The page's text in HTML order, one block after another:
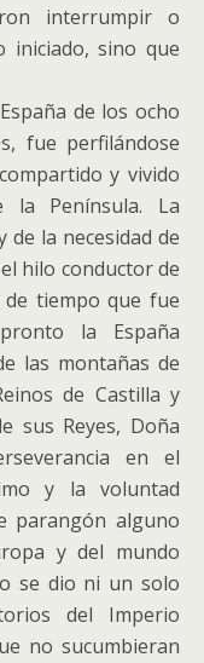
interrumpir o
iniciado, sino que
de los ocho
fue perfilándose
y vivido
Península. La
de la necesidad de
hilo conductor de
tiempo que fue
la España
las montañas de
de Castilla y
sus Reyes, Doña
en el
y la voluntad
parangón alguno
y del mundo
se dio ni un solo
del Imperio
no sucumbieran